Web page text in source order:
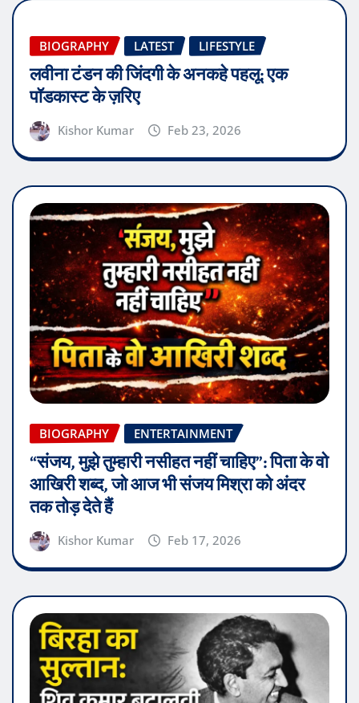
BIOGRAPHY LATEST LIFESTYLE
लवीना टंडन की जिंदगी के अनकहे पहलू: एक
पॉडकास्ट के ज़रिए
Kishor Kumar Feb 23, 2026
BIOGRAPHY ENTERTAINMENT
“संजय, मुझे तुम्हारी नसीहत नहीं चाहिए”: पिता के वो
आखिरी शब्द, जो आज भी संजय मिश्रा को अंदर
तक तोड़ देते हैं
Kishor Kumar Feb 17, 2026